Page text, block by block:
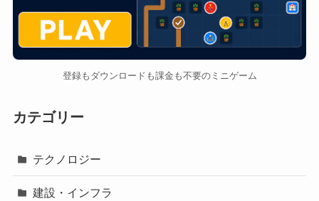
登録もダウンロードも課金も不要のミニゲーム
カテゴリー
テクノロジー
建設・インフラ